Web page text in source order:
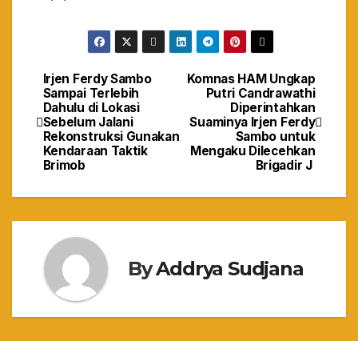
Navigasi
pos
Komnas HAM Ungkap
Putri Candrawathi
Diperintahkan
Suaminya Irjen Ferdy
Sambo untuk
Mengaku Dilecehkan
Brigadir J
Irjen Ferdy Sambo
Sampai Terlebih
Dahulu di Lokasi
Sebelum Jalani
Rekonstruksi Gunakan
Kendaraan Taktik
Brimob
ByAddrya Sudjana